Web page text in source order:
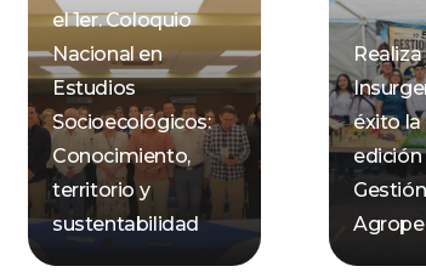
el 1er. Coloquio
Nacional en
Estudios
Socioecológicos:
Conocimiento,
territorio y
sustentabilidad
éxito
edición
Gestión